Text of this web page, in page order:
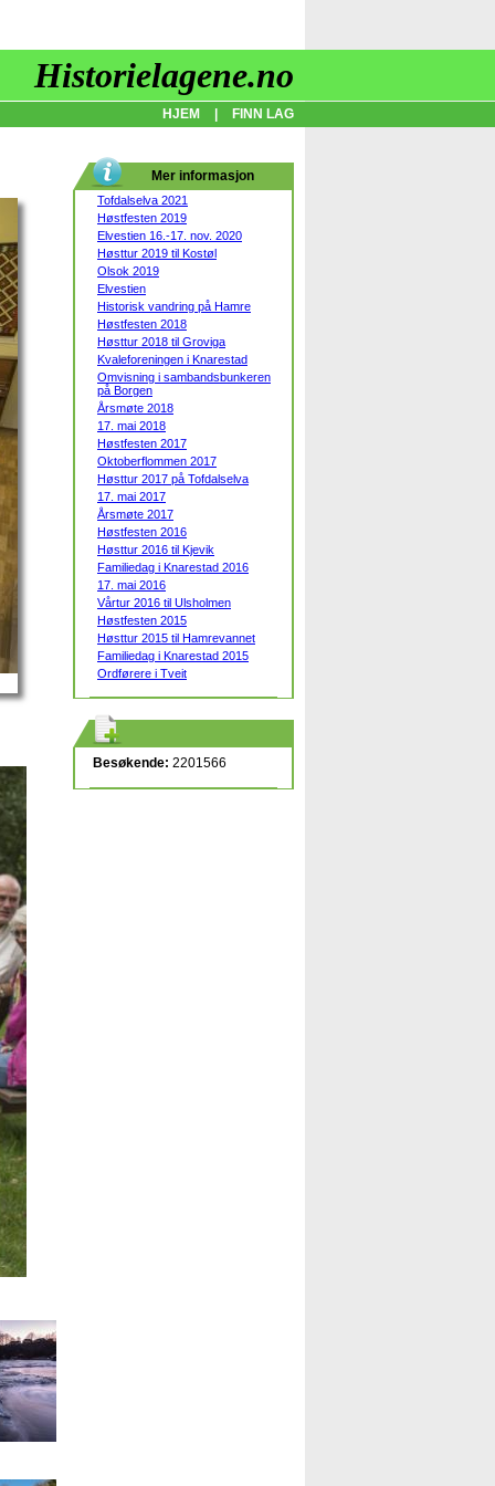
Historielagene.no
HJEM FINN LAG
Mer informasjon
Tofdalselva 2021
Høstfesten 2019
Elvestien 16.-17. nov. 2020
Høsttur 2019 til Kostøl
Olsok 2019
Elvestien
Historisk vandring på Hamre
Høstfesten 2018
Høsttur 2018 til Groviga
Kvaleforeningen i Knarestad
Omvisning i sambandsbunkeren
på Borgen
Årsmøte 2018
17. mai 2018
Høstfesten 2017
Oktoberflommen 2017
Høsttur 2017 på Tofdalselva
17. mai 2017
Årsmøte 2017
Høstfesten 2016
Høsttur 2016 til Kjevik
Familiedag i Knarestad 2016
17. mai 2016
Vårtur 2016 til Ulsholmen
Høstfesten 2015
Høsttur 2015 til Hamrevannet
Familiedag i Knarestad 2015
Ordførere i Tveit
Besøkende: 2201566